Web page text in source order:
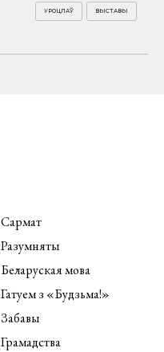
УРОЦЛАЎ ВЫСТАВЫ
Сармат
Разумняты
Беларуская мова
Гатуем з «Будзьма!»
Забавы
Грамадства